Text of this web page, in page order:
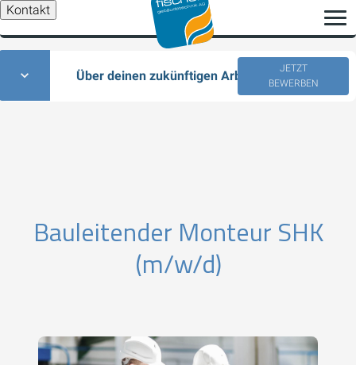
Kontakt
Über deinen zukünftigen ArbeitsplatzJETZT
BEWERBEN
Bauleitender Monteur SHK
(m/w/d)